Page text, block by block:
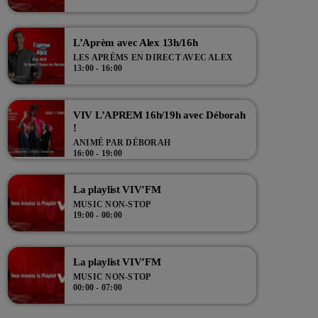
L’Aprèm avec Alex 13h/16h
LES APRÈMS EN DIRECT AVEC ALEX
13:00 - 16:00
VIV L’APREM 16h/19h avec Déborah
!
ANIMÉ PAR DÉBORAH
16:00 - 19:00
La playlist VIV’FM
MUSIC NON-STOP
19:00 - 00:00
La playlist VIV’FM
MUSIC NON-STOP
00:00 - 07:00